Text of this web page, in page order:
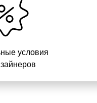
условия